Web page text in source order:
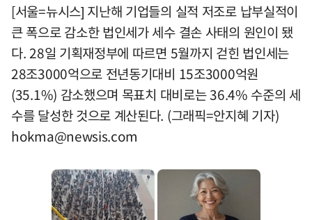
[서울=뉴시스] 지난해 기업들의 실적 저조로 납부실적이
큰 폭으로 감소한 법인세가 세수 결손 사태의 원인이 됐
다. 28일 기획재정부에 따르면 5월까지 걷힌 법인세는
28조3000억으로 전년동기대비 15조3000억원
(35.1%) 감소했으며 목표치 대비로는 36.4% 수준의 세
수를 달성한 것으로 계산된다. (그래픽=안지혜 기자)
hokma@newsis.com